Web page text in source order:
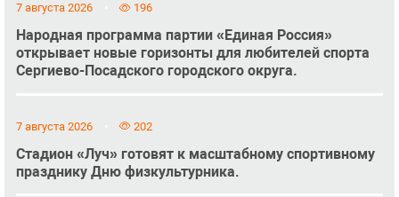
7 августа 2026 196
Народная программа партии «Единая Россия»
открывает новые горизонты для любителей спорта
Сергиево-Посадского городского округа.
7 августа 2026 202
Стадион «Луч» готовят к масштабному спортивному
празднику Дню физкультурника.